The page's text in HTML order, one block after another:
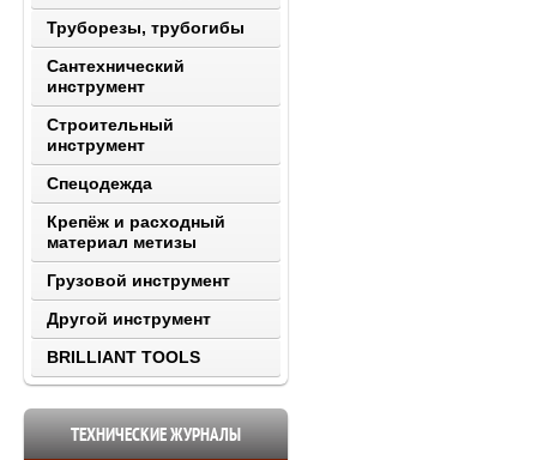
Труборезы, трубогибы
Сантехнический
инструмент
Строительный
инструмент
Спецодежда
Крепёж и расходный
материал метизы
Грузовой инструмент
Другой инструмент
BRILLIANT TOOLS
ТЕХНИЧЕСКИЕ ЖУРНАЛЫ